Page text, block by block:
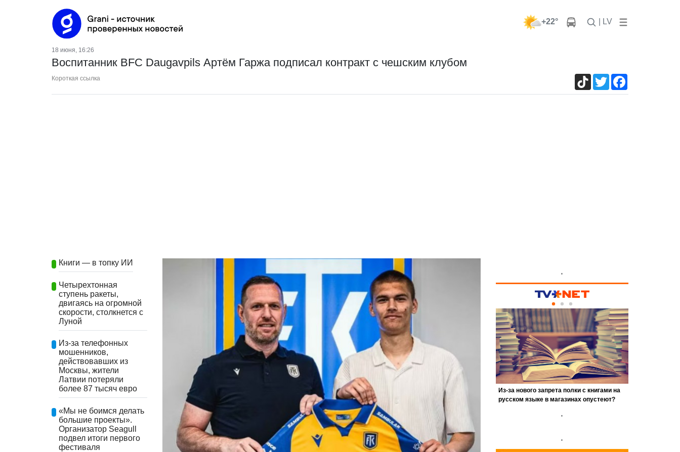
+22° | LV
18 июня, 16:26
Воспитанник BFC Daugavpils Артём Гаржа подписал контракт с чешским клубом
Короткая ссылка TikTokTwitter
Книги — в топку ИИ
Четырехтонная
ступень ракеты,
двигаясь на огромной
скорости, столкнется с
Луной
Из-за телефонных
мошенников,
действовавших из
Москвы, жители
Латвии потеряли
более 87 тысяч евро
«Мы не боимся делать
большие проекты».
Организатор Seagull
подвел итоги первого
фестиваля
'
'
'